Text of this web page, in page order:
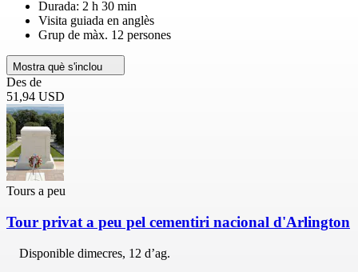
Durada: 2 h 30 min
Visita guiada en anglès
Grup de màx. 12 persones
Mostra què s'inclou
Des de
51,94 USD
Tours a peu
Tour privat a peu pel cementiri nacional d'Arlington
Disponible dimecres, 12 d’ag.